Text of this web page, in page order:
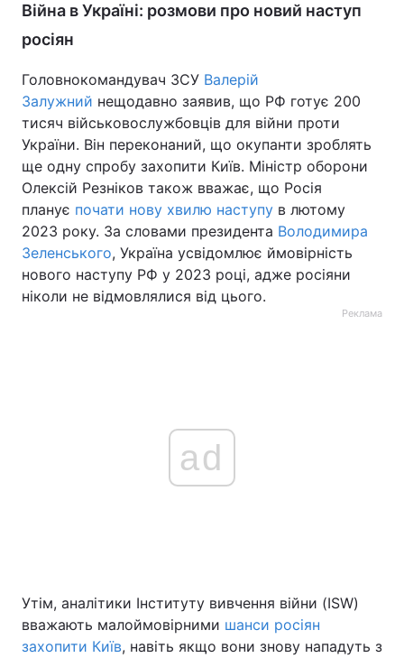
Війна в Україні: розмови про новий наступ
росіян
Головнокомандувач ЗСУ Валерій
Залужний нещодавно заявив, що РФ готує 200
тисяч військовослужбовців для війни проти
України. Він переконаний, що окупанти зроблять
ще одну спробу захопити Київ. Міністр оборони
Олексій Резніков також вважає, що Росія
планує почати нову хвилю наступу в лютому
2023 року. За словами президента Володимира
Зеленського, Україна усвідомлює ймовірність
нового наступу РФ у 2023 році, адже росіяни
ніколи не відмовлялися від цього.
Реклама
ad
Утім, аналітики Інституту вивчення війни (ISW)
вважають малоймовірними шанси росіян
захопити Київ, навіть якщо вони знову нападуть з